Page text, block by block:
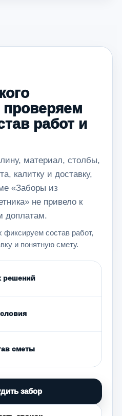
проверяем
работ и
материал, столбы,
калитку и доставку,
«Заборы из
не привело к
доплатам.
состав работ,
и понятную смету.
решений
сметы
забор